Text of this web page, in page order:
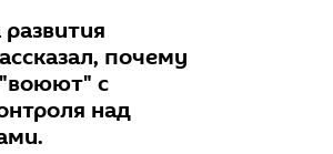
почему
с
над